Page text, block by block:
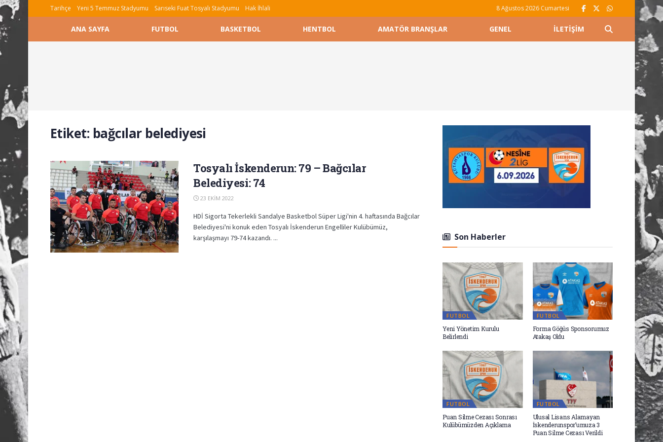
Tarihçe Yeni 5 Temmuz Stadyumu Sarıseki Fuat Tosyalı Stadyumu Hak İhlali 8 Ağustos 2026 Cumartesi
ANA SAYFA FUTBOL BASKETBOL HENTBOL AMATÖR BRANŞLAR GENEL İLETIŞIM
Etiket: bağcılar belediyesi
Tosyalı İskenderun: 79 – Bağcılar
Belediyesi: 74
23 EKIM 2022
HDİ Sigorta Tekerlekli Sandalye Basketbol Süper Ligi'nin 4. haftasında Bağcılar
Belediyesi'ni konuk eden Tosyalı İskenderun Engelliler Kulübümüz,
karşılaşmayı 79-74 kazandı. ...
Son Haberler
FUTBOL
Yeni Yönetim Kurulu
Belirlendi
FUTBOL
Forma Göğüs Sponsorumuz
Atakaş Oldu
FUTBOL
Puan Silme Cezası Sonrası
Kulübümüzden Açıklama
FUTBOL
Ulusal Lisans Alamayan
İskenderunspor’umuza 3
Puan Silme Cezası Verildi